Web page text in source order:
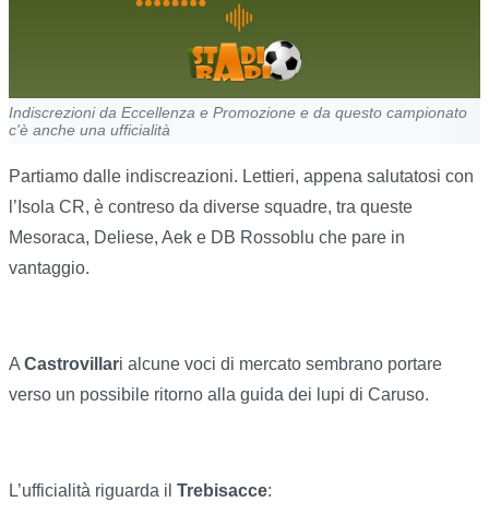
Indiscrezioni da Eccellenza e Promozione e da questo campionato
c'è anche una ufficialità
Partiamo dalle indiscreazioni. Lettieri, appena salutatosi con
l’Isola CR, è contreso da diverse squadre, tra queste
Mesoraca, Deliese, Aek e DB Rossoblu che pare in
vantaggio.
A Castrovillari alcune voci di mercato sembrano portare
verso un possibile ritorno alla guida dei lupi di Caruso.
L’ufficialità riguarda il Trebisacce: